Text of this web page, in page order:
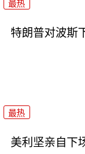
最热
特朗普对波斯
最热
美利坚亲自下